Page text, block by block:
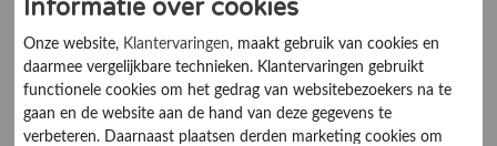
Online Media Maastricht
Online Marketingbureaus
7.0
Informatie over cookies
Onze website, Klantervaringen, maakt gebruik van cookies en
daarmee vergelijkbare technieken. Klantervaringen gebruikt
functionele cookies om het gedrag van websitebezoekers na te
gaan en de website aan de hand van deze gegevens te
verbeteren. Daarnaast plaatsen derden marketing cookies om